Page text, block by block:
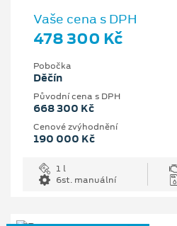
Vaše cena s DPH
478 300 Kč
Pobočka
Děčín
Původní cena s DPH
668 300 Kč
Cenové zvýhodnění
190 000 Kč
1 l
6st. manuální